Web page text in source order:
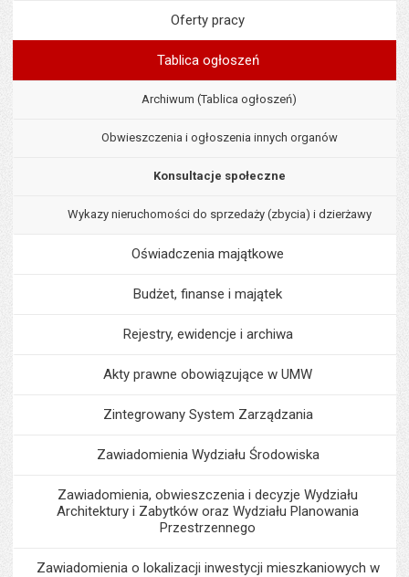
Oferty pracy
Tablica ogłoszeń
Archiwum (Tablica ogłoszeń)
Obwieszczenia i ogłoszenia innych organów
Konsultacje społeczne
Wykazy nieruchomości do sprzedaży (zbycia) i dzierżawy
Oświadczenia majątkowe
Budżet, finanse i majątek
Rejestry, ewidencje i archiwa
Akty prawne obowiązujące w UMW
Zintegrowany System Zarządzania
Zawiadomienia Wydziału Środowiska
Zawiadomienia, obwieszczenia i decyzje Wydziału
Architektury i Zabytków oraz Wydziału Planowania
Przestrzennego
Zawiadomienia o lokalizacji inwestycji mieszkaniowych w